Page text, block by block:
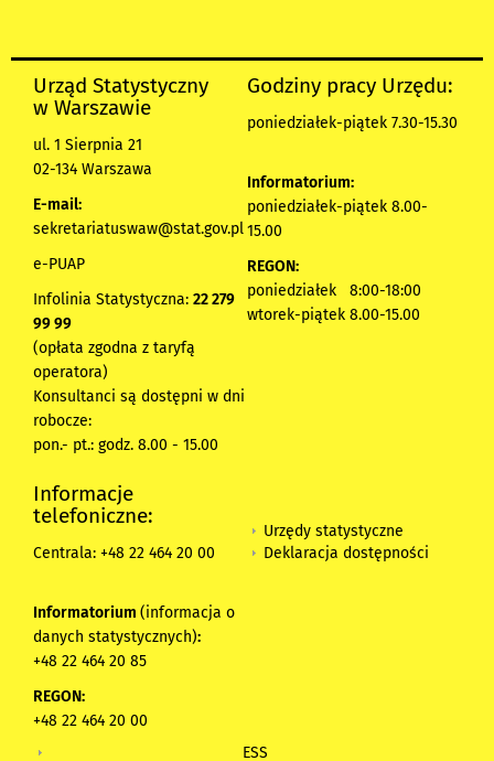
Urząd Statystyczny
w Warszawie
ul. 1 Sierpnia 21
02-134 Warszawa
E-mail:
sekretariatuswaw@stat.gov.pl
e-PUAP
Infolinia Statystyczna: 22 279
99 99
(opłata zgodna z taryfą
operatora)
Konsultanci są dostępni w dni
robocze:
pon.- pt.: godz. 8.00 - 15.00
Godziny pracy Urzędu:
poniedziałek-piątek 7.30-15.30
Informatorium:
poniedziałek-piątek 8.00-
15.00
REGON:
poniedziałek 8:00-18:00
wtorek-piątek 8.00-15.00
Informacje
telefoniczne:
Centrala: +48 22 464 20 00
Informatorium (informacja o
danych statystycznych):
+48 22 464 20 85
REGON:
+48 22 464 20 00
Urzędy statystyczne
Deklaracja dostępności
ESS